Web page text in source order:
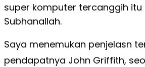
super komputer tercanggih itu
Subhanallah.
Saya menemukan penjelasn
pendapatnya John Griffith,